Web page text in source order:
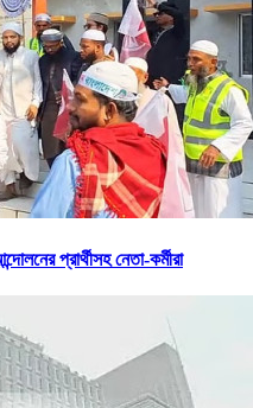
প্রার্থীসহ নেতা-কর্মীরা